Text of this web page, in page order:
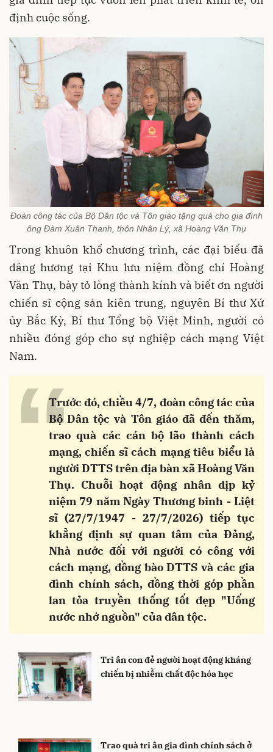
định cuộc sống.
Đoàn công tác của Bộ Dân tộc và Tôn giáo tặng quà cho gia đình
ông Đàm Xuân Thanh, thôn Nhân Lý, xã Hoàng Văn Thụ
Trong khuôn khổ chương trình, các đại biểu đã
dâng hương tại Khu lưu niệm đồng chí Hoàng
Văn Thụ, bày tỏ lòng thành kính và biết ơn người
chiến sĩ cộng sản kiên trung, nguyên Bí thư Xứ
ủy Bắc Kỳ, Bí thư Tổng bộ Việt Minh, người có
nhiều đóng góp cho sự nghiệp cách mạng Việt
Nam.
“Trước đó, chiều 4/7, đoàn công tác của
Bộ Dân tộc và Tôn giáo đã đến thăm,
trao quà các cán bộ lão thành cách
mạng, chiến sĩ cách mạng tiêu biểu là
người DTTS trên địa bàn xã Hoàng Văn
Thụ. Chuỗi hoạt động nhân dịp kỷ
niệm 79 năm Ngày Thương binh - Liệt
sĩ (27/7/1947 - 27/7/2026) tiếp tục
khẳng định sự quan tâm của Đảng,
Nhà nước đối với người có công với
cách mạng, đồng bào DTTS và các gia
đình chính sách, đồng thời góp phần
lan tỏa truyền thống tốt đẹp "Uống
nước nhớ nguồn" của dân tộc.
Tri ân con đẻ người hoạt động kháng
chiến bị nhiễm chất độc hóa học
Trao quà tri ân gia đình chính sách ở